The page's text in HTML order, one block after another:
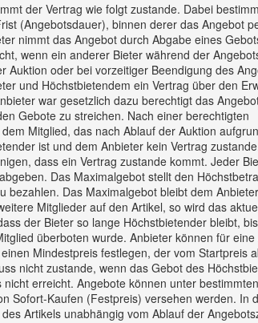
der Vertrag wie folgt zustande. Dabei
(Angebotsdauer), binnen derer das Angebot
nimmt das Angebot durch Abgabe eines
wenn ein anderer Bieter während der
Auktion oder bei vorzeitiger Beendigung des
und Höchstbietendem ein Vertrag über den
war gesetzlich dazu berechtigt das
Gebote zu streichen. Nach einer berechtigten
Mitglied, das nach Ablauf der Auktion
ist und dem Anbieter kein Vertrag
dass ein Vertrag zustande kommt. Jeder
Das Maximalgebot stellt den
bezahlen. Das Maximalgebot bleibt dem
Mitglieder auf den Artikel, so wird das
der Bieter so lange Höchstbietender bleibt,
überboten wurde. Anbieter können für eine
Mindestpreis festlegen, der vom Startpreis
nicht zustande, wenn das Gebot des
erreicht. Angebote können unter bestimmten
Sofort-Kaufen (Festpreis) versehen werden. In
Artikels unabhängig vom Ablauf der